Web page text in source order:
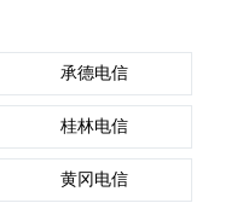
承德电信
桂林电信
黄冈电信